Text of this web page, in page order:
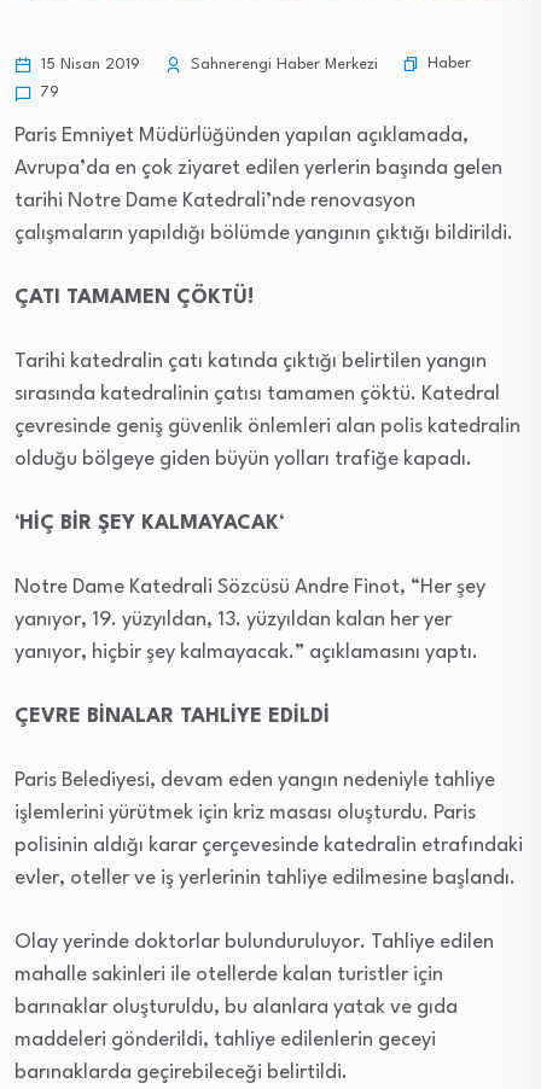
15 Nisan 2019 Sahnerengi Haber Merkezi
Haber
79
Paris Emniyet Müdürlüğünden yapılan açıklamada,
Avrupa’da en çok ziyaret edilen yerlerin başında gelen
tarihi Notre Dame Katedrali’nde renovasyon
çalışmaların yapıldığı bölümde yangının çıktığı bildirildi.
ÇATI TAMAMEN ÇÖKTÜ!
Tarihi katedralin çatı katında çıktığı belirtilen yangın
sırasında katedralinin çatısı tamamen çöktü. Katedral
çevresinde geniş güvenlik önlemleri alan polis katedralin
olduğu bölgeye giden büyün yolları trafiğe kapadı.
‘HİÇ BİR ŞEY KALMAYACAK‘
Notre Dame Katedrali Sözcüsü Andre Finot, “Her şey
yanıyor, 19. yüzyıldan, 13. yüzyıldan kalan her yer
yanıyor, hiçbir şey kalmayacak.” açıklamasını yaptı.
ÇEVRE BİNALAR TAHLİYE EDİLDİ
Paris Belediyesi, devam eden yangın nedeniyle tahliye
işlemlerini yürütmek için kriz masası oluşturdu. Paris
polisinin aldığı karar çerçevesinde katedralin etrafındaki
evler, oteller ve iş yerlerinin tahliye edilmesine başlandı.
Olay yerinde doktorlar bulunduruluyor. Tahliye edilen
mahalle sakinleri ile otellerde kalan turistler için
barınaklar oluşturuldu, bu alanlara yatak ve gıda
maddeleri gönderildi, tahliye edilenlerin geceyi
barınaklarda geçirebileceği belirtildi.